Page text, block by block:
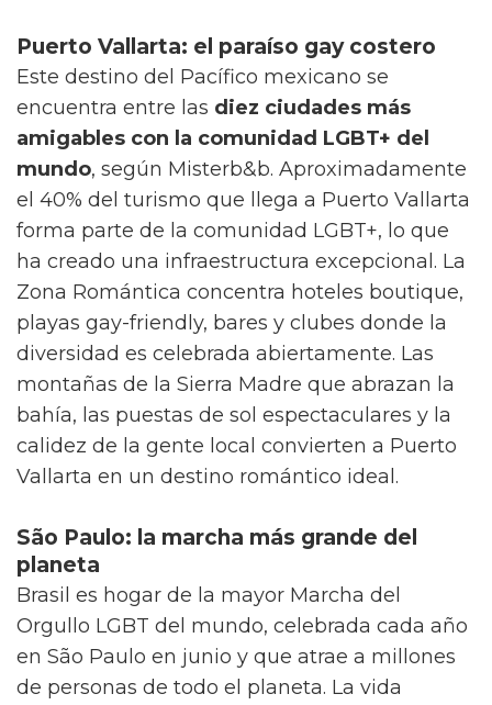
Puerto Vallarta: el paraíso gay costero
Este destino del Pacífico mexicano se
encuentra entre las diez ciudades más
amigables con la comunidad LGBT+ del
mundo, según Misterb&b. Aproximadamente
el 40% del turismo que llega a Puerto Vallarta
forma parte de la comunidad LGBT+, lo que
ha creado una infraestructura excepcional. La
Zona Romántica concentra hoteles boutique,
playas gay-friendly, bares y clubes donde la
diversidad es celebrada abiertamente. Las
montañas de la Sierra Madre que abrazan la
bahía, las puestas de sol espectaculares y la
calidez de la gente local convierten a Puerto
Vallarta en un destino romántico ideal.
São Paulo: la marcha más grande del
planeta
Brasil es hogar de la mayor Marcha del
Orgullo LGBT del mundo, celebrada cada año
en São Paulo en junio y que atrae a millones
de personas de todo el planeta. La vida